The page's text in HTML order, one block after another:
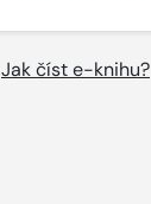
Jak číst e-knihu?